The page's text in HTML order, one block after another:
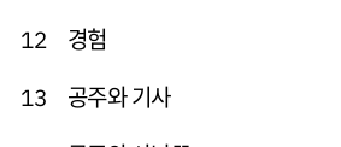
12 경험
13 공주와 기사